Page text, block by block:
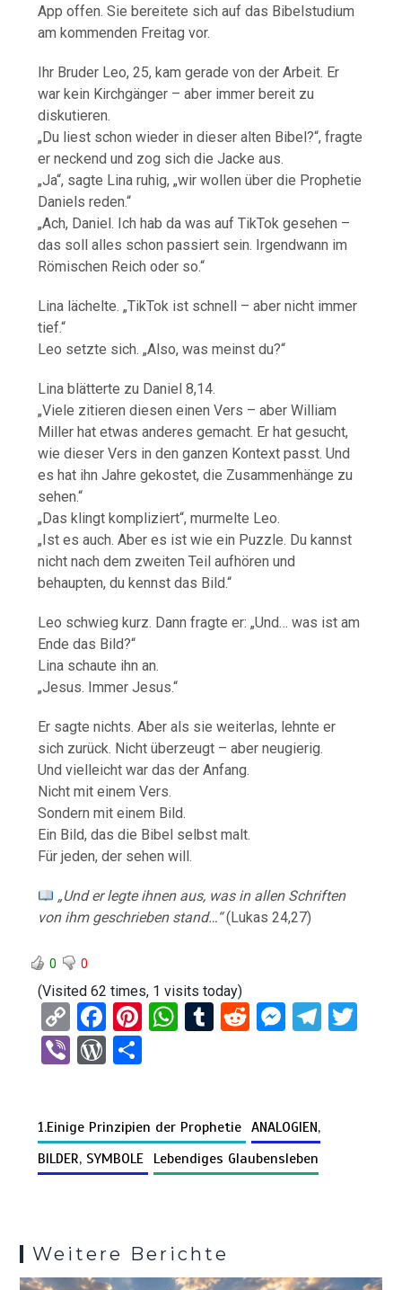
App offen. Sie bereitete sich auf das Bibelstudium
am kommenden Freitag vor.
Ihr Bruder Leo, 25, kam gerade von der Arbeit. Er
war kein Kirchgänger – aber immer bereit zu
diskutieren.
„Du liest schon wieder in dieser alten Bibel?“, fragte
er neckend und zog sich die Jacke aus.
„Ja“, sagte Lina ruhig, „wir wollen über die Prophetie
Daniels reden.“
„Ach, Daniel. Ich hab da was auf TikTok gesehen –
das soll alles schon passiert sein. Irgendwann im
Römischen Reich oder so.“
Lina lächelte. „TikTok ist schnell – aber nicht immer
tief.“
Leo setzte sich. „Also, was meinst du?“
Lina blätterte zu Daniel 8,14.
„Viele zitieren diesen einen Vers – aber William
Miller hat etwas anderes gemacht. Er hat gesucht,
wie dieser Vers in den ganzen Kontext passt. Und
es hat ihn Jahre gekostet, die Zusammenhänge zu
sehen.“
„Das klingt kompliziert“, murmelte Leo.
„Ist es auch. Aber es ist wie ein Puzzle. Du kannst
nicht nach dem zweiten Teil aufhören und
behaupten, du kennst das Bild.“
Leo schwieg kurz. Dann fragte er: „Und… was ist am
Ende das Bild?“
Lina schaute ihn an.
„Jesus. Immer Jesus.“
Er sagte nichts. Aber als sie weiterlas, lehnte er
sich zurück. Nicht überzeugt – aber neugierig.
Und vielleicht war das der Anfang.
Nicht mit einem Vers.
Sondern mit einem Bild.
Ein Bild, das die Bibel selbst malt.
Für jeden, der sehen will.
„Und er legte ihnen aus, was in allen Schriften
von ihm geschrieben stand…“(Lukas 24,27)
0 0
(Visited 62 times, 1 visits today)
C
o
py
n
k
F
a
ce
o
o
Pi
t
W
A
p
T
r
R
t
M
g
er
T
Vi
W
Pr
es
n
1.Einige Prinzipien der Prophetie ANALOGIEN,
BILDER, SYMBOLE Lebendiges Glaubensleben
Weitere Berichte